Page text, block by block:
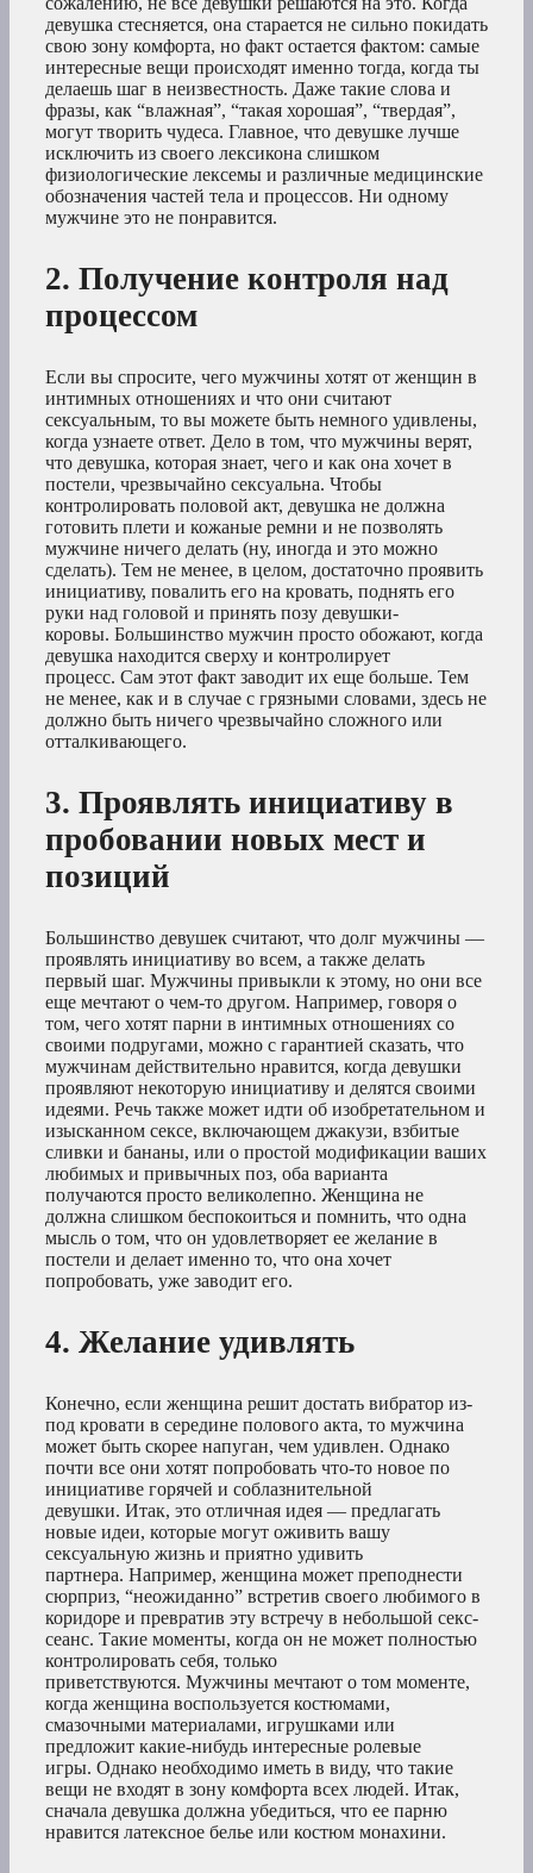
девушка стесняется, она старается не сильно покидать
свою зону комфорта, но факт остается фактом: самые
интересные вещи происходят именно тогда, когда ты
делаешь шаг в неизвестность. Даже такие слова и
фразы, как “влажная”, “такая хорошая”, “твердая”,
могут творить чудеса. Главное, что девушке лучше
исключить из своего лексикона слишком
физиологические лексемы и различные медицинские
обозначения частей тела и процессов. Ни одному
мужчине это не понравится.
2. Получение контроля над
процессом
Если вы спросите, чего мужчины хотят от женщин в
интимных отношениях и что они считают
сексуальным, то вы можете быть немного удивлены,
когда узнаете ответ. Дело в том, что мужчины верят,
что девушка, которая знает, чего и как она хочет в
постели, чрезвычайно сексуальна. Чтобы
контролировать половой акт, девушка не должна
готовить плети и кожаные ремни и не позволять
мужчине ничего делать (ну, иногда и это можно
сделать). Тем не менее, в целом, достаточно проявить
инициативу, повалить его на кровать, поднять его
руки над головой и принять позу девушки-
коровы. Большинство мужчин просто обожают, когда
девушка находится сверху и контролирует
процесс. Сам этот факт заводит их еще больше. Тем
не менее, как и в случае с грязными словами, здесь не
должно быть ничего чрезвычайно сложного или
отталкивающего.
3. Проявлять инициативу в
пробовании новых мест и
позиций
Большинство девушек считают, что долг мужчины —
проявлять инициативу во всем, а также делать
первый шаг. Мужчины привыкли к этому, но они все
еще мечтают о чем-то другом. Например, говоря о
том, чего хотят парни в интимных отношениях со
своими подругами, можно с гарантией сказать, что
мужчинам действительно нравится, когда девушки
проявляют некоторую инициативу и делятся своими
идеями. Речь также может идти об изобретательном и
изысканном сексе, включающем джакузи, взбитые
сливки и бананы, или о простой модификации ваших
любимых и привычных поз, оба варианта
получаются просто великолепно. Женщина не
должна слишком беспокоиться и помнить, что одна
мысль о том, что он удовлетворяет ее желание в
постели и делает именно то, что она хочет
попробовать, уже заводит его.
4. Желание удивлять
Конечно, если женщина решит достать вибратор из-
под кровати в середине полового акта, то мужчина
может быть скорее напуган, чем удивлен. Однако
почти все они хотят попробовать что-то новое по
инициативе горячей и соблазнительной
девушки. Итак, это отличная идея — предлагать
новые идеи, которые могут оживить вашу
сексуальную жизнь и приятно удивить
партнера. Например, женщина может преподнести
сюрприз, “неожиданно” встретив своего любимого в
коридоре и превратив эту встречу в небольшой секс-
сеанс. Такие моменты, когда он не может полностью
контролировать себя, только
приветствуются. Мужчины мечтают о том моменте,
когда женщина воспользуется костюмами,
смазочными материалами, игрушками или
предложит какие-нибудь интересные ролевые
игры. Однако необходимо иметь в виду, что такие
вещи не входят в зону комфорта всех людей. Итак,
сначала девушка должна убедиться, что ее парню
нравится латексное белье или костюм монахини.